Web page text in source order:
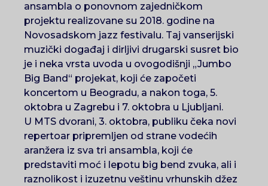
ansambla o ponovnom zajedničkom
projektu realizovane su 2018. godine na
Novosadskom jazz festivalu. Taj vanserijski
muzički događaj i dirljivi drugarski susret bio
je i neka vrsta uvoda u ovogodišnji „Jumbo
Big Band“ projekat, koji će započeti
koncertom u Beogradu, a nakon toga, 5.
oktobra u Zagrebu i 7. oktobra u Ljubljani.
U MTS dvorani, 3. oktobra, publiku čeka novi
repertoar pripremljen od strane vodećih
aranžera iz sva tri ansambla, koji će
predstaviti moć i lepotu big bend zvuka, ali i
raznolikost i izuzetnu veštinu vrhunskih džez